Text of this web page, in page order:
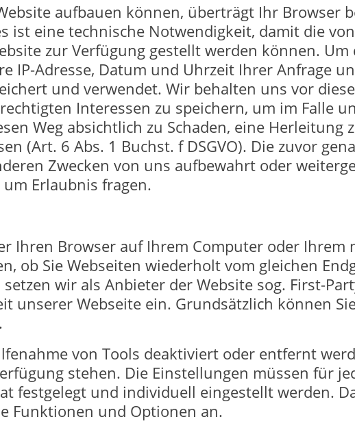
aufbauen können, überträgt Ihr Browser
ist eine technische Notwendigkeit, damit die
zur Verfügung gestellt werden können. Um
IP-Adresse, Datum und Uhrzeit Ihrer Anfrage
und verwendet. Wir behalten uns vor
Interessen zu speichern, um im Falle
Weg absichtlich zu Schaden, eine Herleitung
(Art. 6 Abs. 1 Buchst. f DSGVO). Die zuvor
Zwecken von uns aufbewahrt oder
Erlaubnis fragen.
Ihren Browser auf Ihrem Computer oder Ihrem
ob Sie Webseiten wiederholt vom gleichen
wir als Anbieter der Website sog. First-
unserer Webseite ein. Grundsätzlich können
von Tools deaktiviert oder entfernt
stehen. Die Einstellungen müssen für
festgelegt und individuell eingestellt werden.
Funktionen und Optionen an.